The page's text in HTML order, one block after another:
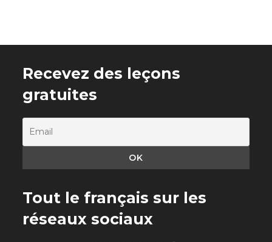
Recevez des leçons
gratuites
Tout le français sur les
réseaux sociaux